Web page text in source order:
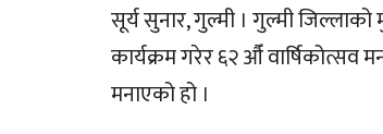
सूर्य सुनार, गुल्मी । गुल्मी जिल्लाको
कार्यक्रम गरेर ६२ औँ वार्षिकोत्सव
मनाएको हो ।